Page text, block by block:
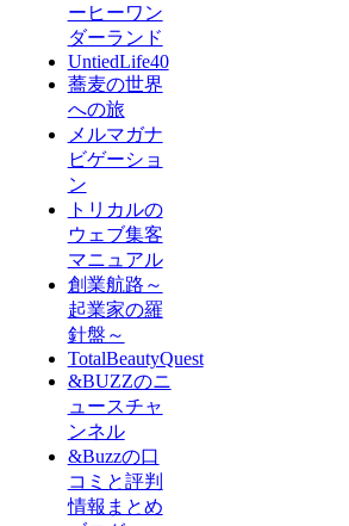
ーヒーワン
ダーランド
UntiedLife40
蕎麦の世界
への旅
メルマガナ
ビゲーショ
ン
トリカルの
ウェブ集客
マニュアル
創業航路～
起業家の羅
針盤～
TotalBeautyQuest
&BUZZのニ
ュースチャ
ンネル
&Buzzの口
コミと評判
情報まとめ